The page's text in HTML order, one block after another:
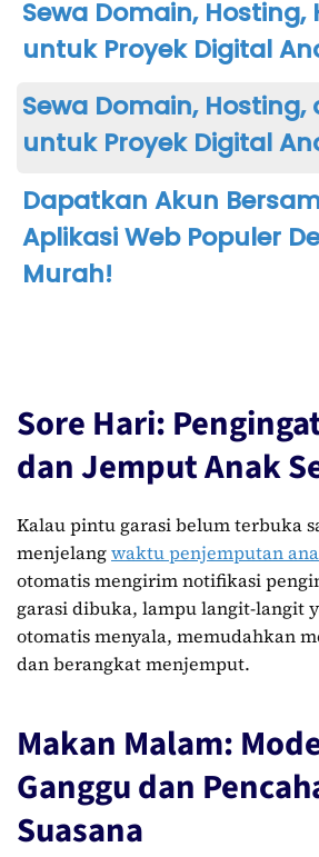
Sewa Domain, Hosting,
untuk Proyek Digital
Sewa Domain, Hosting,
untuk Proyek Digital
Dapatkan Akun
Aplikasi Web Populer
Murah!
Sore Hari:
dan Jemput Anak
Kalau pintu garasi belum terbuka
menjelangwaktu penjemputan
otomatis mengirim notifikasi
garasi dibuka, lampu langit-langit
otomatis menyala, memudahkan
dan berangkat menjemput.
Makan Malam:
Ganggu dan
Suasana